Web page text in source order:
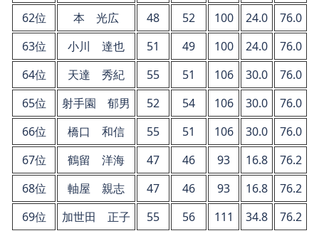
62位
本 光広 48 52 100 24.0
76.0
63位
小川 達也 51 49 100 24.0
76.0
64位
天達 秀紀 55 51 106 30.0
76.0
65位
射手園 郁男 52 54 106 30.0
76.0
66位
橋口 和信 55 51 106 30.0
76.0
67位
鶴留 洋海 47 46 93 16.8
76.2
68位
軸屋 親志 47 46 93 16.8
76.2
69位
加世田 正子 55 56 111 34.8
76.2